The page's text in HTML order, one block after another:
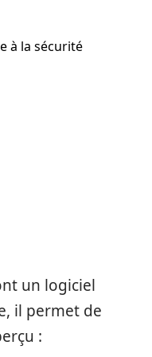
à la sécurité
un logiciel
il permet de
: